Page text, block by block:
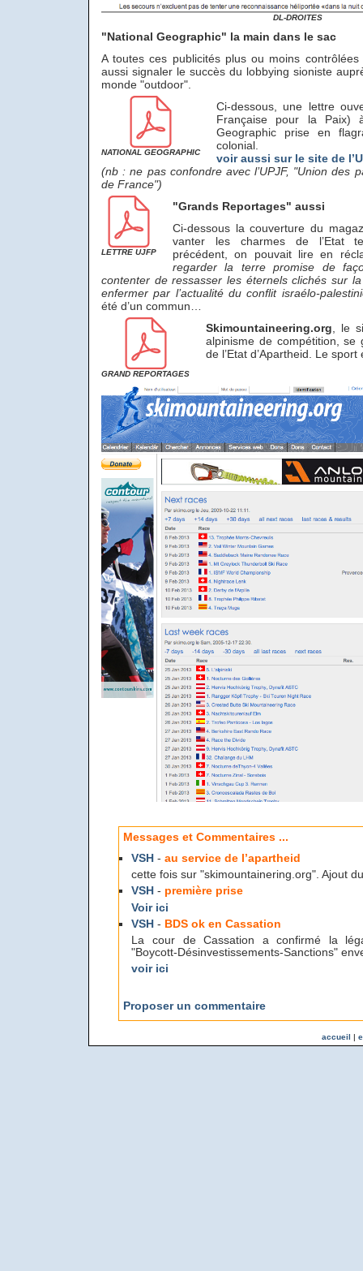
DL-DROITES
"National Geographic" la main dans le sac
A toutes ces publicités plus ou moins
aussi signaler le succès du lobbying sioniste
monde "outdoor".
NATIONAL GEOGRAPHIC
Ci-dessous, une lettre
Française pour la Paix)
Geographic prise en
colonial.
voir aussi sur le site de
(nb : ne pas confondre avec l’UPJF, "Union des
de France")
LETTRE UJFP
"Grands Reportages" aussi
Ci-dessous la couverture du
vanter les charmes de l’Etat
précédent, on pouvait lire en
regarder la terre promise de
contenter de ressasser les éternels clichés sur
enfermer par l’actualité du conflit israélo-
été d’un commun…
GRAND REPORTAGES
Skimountaineering.org, le
alpinisme de compétition,
de l’Etat d’Apartheid. Le
Messages et Commentaires ...
VSH-au service de l’apartheid
cette fois sur "skimountainering.org". Ajout
VSH- première prise
Voir ici
VSH- BDS ok en Cassation
La cour de Cassation a confirmé la
"Boycott-Désinvestissements-Sanctions"
voir ici
Proposer un commentaire
accueil |